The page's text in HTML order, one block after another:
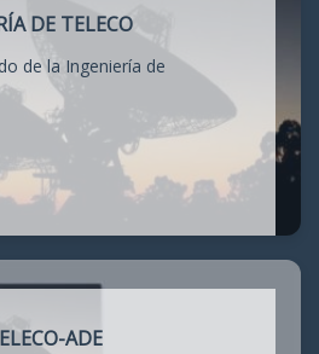
DE TELECO
de la Ingeniería de
ADE